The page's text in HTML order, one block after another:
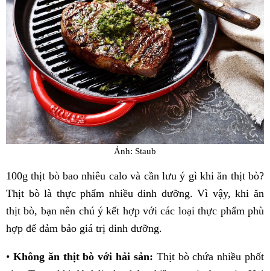
Ảnh: Staub
100g thịt bò bao nhiêu calo và cần lưu ý gì khi ăn thịt bò?
Thịt bò là thực phẩm nhiều dinh dưỡng. Vì vậy, khi ăn
thịt bò, bạn nên chú ý kết hợp với các loại thực phẩm phù
hợp để đảm bảo giá trị dinh dưỡng.
• Không ăn thịt bò với hải sản: Thịt bò chứa nhiều phốt